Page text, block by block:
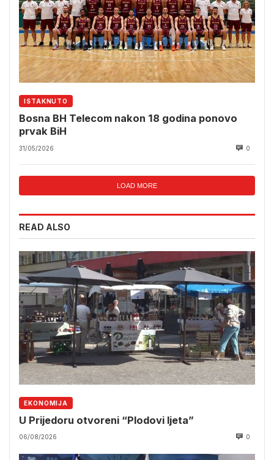
ISTAKNUTO
Bosna BH Telecom nakon 18 godina ponovo
prvak BiH
31/05/2026 0
LOAD MORE
READ ALSO
EKONOMIJA
U Prijedoru otvoreni “Plodovi ljeta”
06/08/2026 0